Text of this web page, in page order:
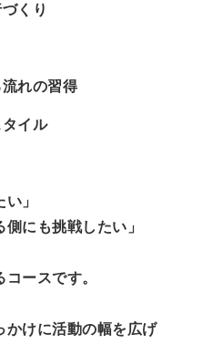
くり
れの習得
イル
」
側にも挑戦したい」
ースです。
かけに活動の幅を広げ